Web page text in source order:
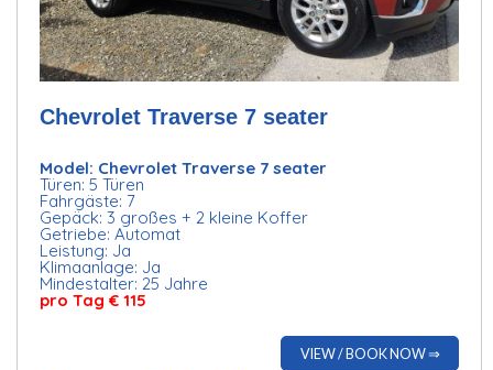
Chevrolet Traverse 7 seater
Model: Chevrolet Traverse 7 seater
Türen: 5 Türen
Fahrgäste: 7
Gepäck: 3 großes + 2 kleine Koffer
Getriebe: Automat
Leistung: Ja
Klimaanlage: Ja
Mindestalter: 25 Jahre
pro Tag € 115
VIEW / BOOK NOW ⇒